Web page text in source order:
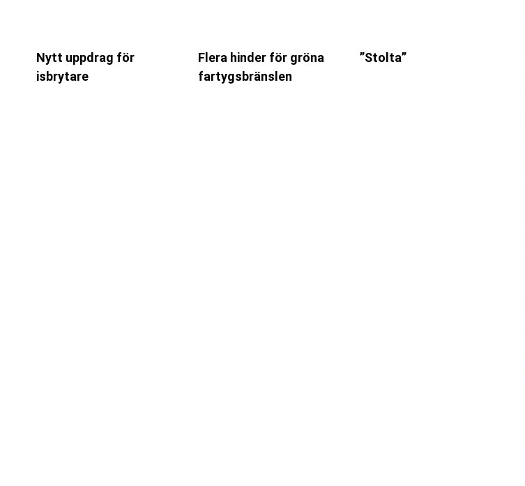
Nytt uppdrag för
isbrytare
Flera hinder för gröna
fartygsbränslen
”Stolta”